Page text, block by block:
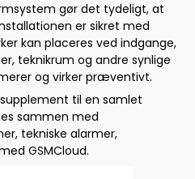
gør det tydeligt, at
er sikret med
kan placeres ved indgange,
teknikrum og andre synlige
og virker præventivt.
til en samlet
sammen med
tekniske alarmer,
GSMCloud.